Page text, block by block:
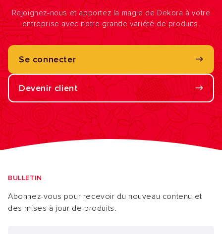
Rejoignez-nous et apportez la magie de Dekora à votre
entreprise avec notre grande variété de produits.
Se connecter
Devenir client
BULLETIN
Abonnez-vous pour recevoir du nouveau contenu et
des mises à jour de produits.